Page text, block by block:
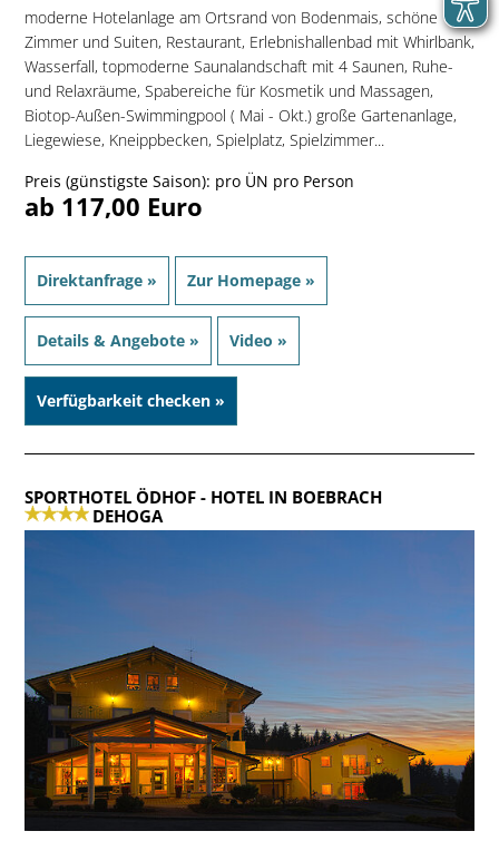
moderne Hotelanlage am Ortsrand von Bodenmais, schöne
Zimmer und Suiten, Restaurant, Erlebnishallenbad mit Whirlbank,
Wasserfall, topmoderne Saunalandschaft mit 4 Saunen, Ruhe-
und Relaxräume, Spabereiche für Kosmetik und Massagen,
Biotop-Außen-Swimmingpool ( Mai - Okt.) große Gartenanlage,
Liegewiese, Kneippbecken, Spielplatz, Spielzimmer...
Preis (günstigste Saison): pro ÜN pro Person
ab 117,00 Euro
Direktanfrage » Zur Homepage »
Details & Angebote » Video »
Verfügbarkeit checken »
SPORTHOTEL ÖDHOF- HOTEL IN BOEBRACH
DEHOGA